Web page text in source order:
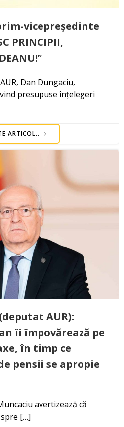
vicepreședinte
PRINCIPII,
Dan Dungaciu,
presupuse înțelegeri
ARTICOL..
AUR):
îi împovărează pe
în timp ce
pensii se apropie
avertizează că
[…]